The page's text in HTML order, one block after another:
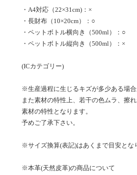
・A4対応（22×31cm)：×
・長財布（10×20cm）：○
・ペットボトル横向き（500ml）：○
・ペットボトル縦向き（500ml）：×
(ICカテゴリー)
※生産過程に生じるキズが多少ある場合
また素材の特性上、若干の色ムラ、擦
素材の特性となります。
予めご了承下さい。
※サイズ換算(表記)はあくまで目安とな
※本革(天然皮革)の商品について